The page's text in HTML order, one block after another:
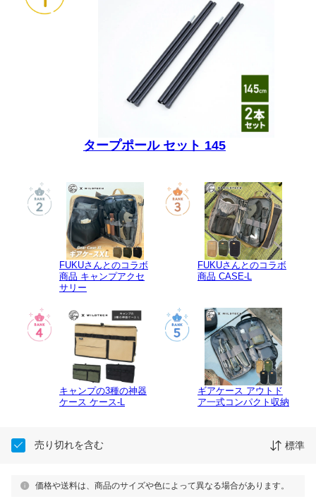
タープポール セット 145
FUKUさんとのコラボ
商品 キャンプアクセ
サリー
FUKUさんとのコラボ
商品 CASE-L
キャンプの3種の神器
ケース ケース-L
ギアケース アウトド
ア一式コンパクト収納
売り切れを含む 標準
価格や送料は、商品のサイズや色によって異なる場合があります。